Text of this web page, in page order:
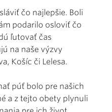
čo najlepšie. Boli
podarilo osloviť čo
ľutovať čas
na naše výzvy
Košíc či Lelesa.
púť bolo pre našich
a z tejto obety plynuli